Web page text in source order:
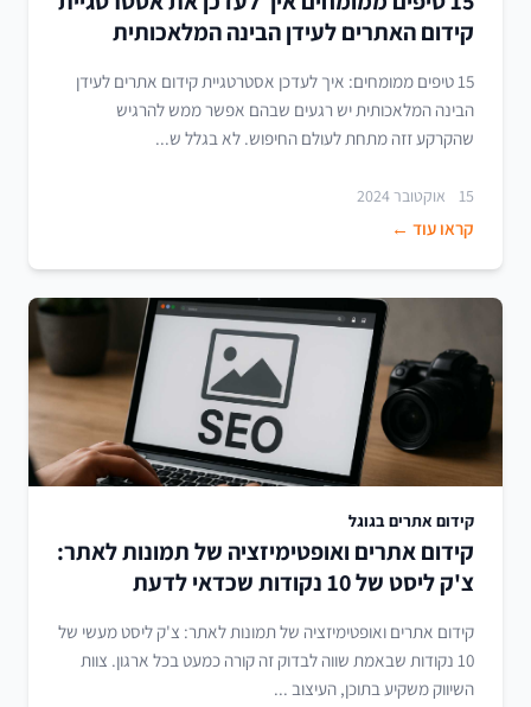
קידום האתרים לעידן הבינה המלאכותית
15 טיפים ממומחים: איך לעדכן אסטרטגיית קידום אתרים לעידן
הבינה המלאכותית יש רגעים שבהם אפשר ממש להרגיש
שהקרקע זזה מתחת לעולם החיפוש. לא בגלל ש...
15 אוקטובר 2024
קראו עוד ←
קידום אתרים בגוגל
קידום אתרים ואופטימיזציה של תמונות לאתר:
צ'ק ליסט של 10 נקודות שכדאי לדעת
קידום אתרים ואופטימיזציה של תמונות לאתר: צ'ק ליסט מעשי של
10 נקודות שבאמת שווה לבדוק זה קורה כמעט בכל ארגון. צוות
השיווק משקיע בתוכן, העיצוב ...